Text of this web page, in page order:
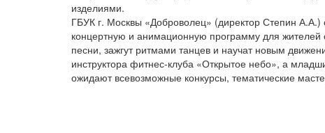
изделиями.
ГБУК г. Москвы «Доброволец» (директор Степин
концертную и анимационную программу для жителей
песни, зажгут ритмами танцев и научат новым
инструктора фитнес-клуба «Открытое небо», а
ожидают всевозможные конкурсы, тематические